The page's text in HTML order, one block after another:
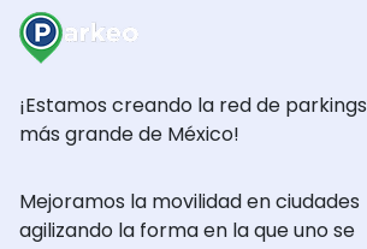
¡Estamos creando la red de parkings
más grande de México!
Mejoramos la movilidad en ciudades
agilizando la forma en la que uno se